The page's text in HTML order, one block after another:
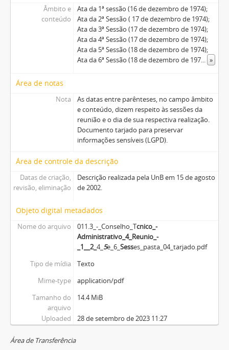
Âmbito e
conteúdo
Ata da 1ª sessão (16 de dezembro de 1974);
Ata da 2ª Sessão ( 17 de dezembro de 1974);
Ata da 3ª Sessão (17 de dezembro de 1974);
Ata da 4ª Sessão (17 de dezembro de 1974);
Ata da 5ª Sessão (18 de dezembro de 1974);
Ata da 6ª Sessão (18 de dezembro de 197... »
Área de notas
Nota
As datas entre parênteses, no campo âmbito
e conteúdo, dizem respeito às sessões da
reunião e o dia de sua respectiva realização.
Documento tarjado para preservar
informações sensíveis (LGPD).
Área de controle da descrição
Datas de criação,
revisão, eliminação
Descrição realizada pela UnB em 15 de agosto
de 2002.
Objeto digital metadados
Nome do arquivo 011.3_-_Conselho_Tcnico_-
Administrativo_4_Reunio_-
_1__ 2_ 4_ 5e_6_ Sesses_pasta_04_tarjado.pdf
Tipo de mídia
Texto
Mime-type
application/pdf
Tamanho do
arquivo
14.4 MiB
Uploaded 28 de setembro de 2023 11:27
Área de Transferência